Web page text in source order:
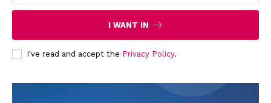
I WANT IN
I've read and accept the Privacy Policy.